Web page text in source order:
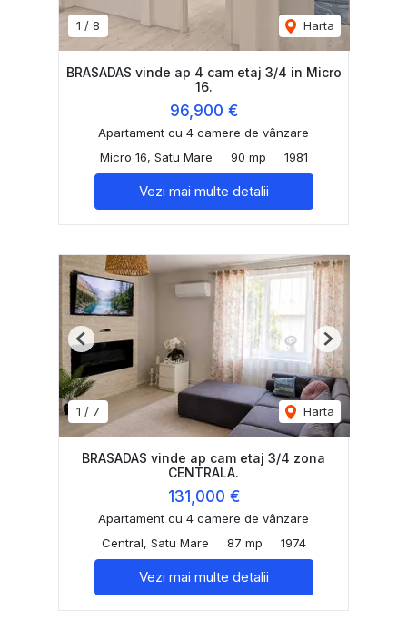
1 / 8 Harta
BRASADAS vinde ap 4 cam etaj 3/4 in Micro
16.
96,900 €
Apartament cu 4 camere de vânzare
Micro 16, Satu Mare
90 mp 1981
Vezi mai multe detalii
1 / 7 Harta
Previous Next
BRASADAS vinde ap cam etaj 3/4 zona
CENTRALA.
131,000 €
Apartament cu 4 camere de vânzare
Central, Satu Mare
87 mp 1974
Vezi mai multe detalii